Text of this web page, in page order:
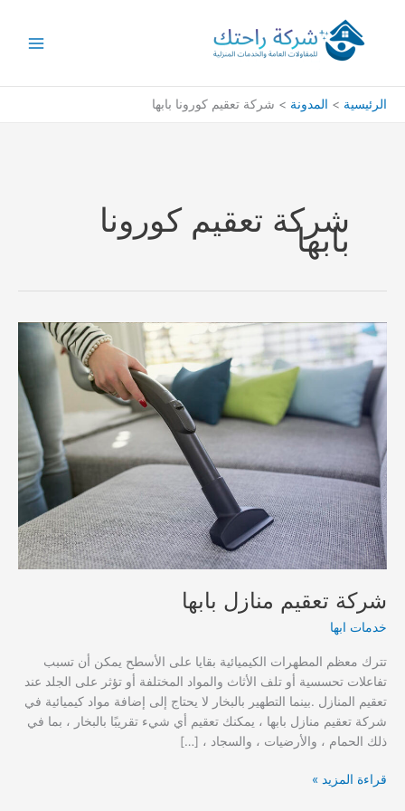
المحتوى
الرئيسية المدونة شركة تعقيم كورونا بابها
شركة تعقيم كورونا
بابها
شركة تعقيم منازل بابها
خدمات ابها
تترك معظم المطهرات الكيميائية بقايا على الأسطح يمكن أن تسبب
تفاعلات تحسسية أو تلف الأثاث والمواد المختلفة أو تؤثر على الجلد عند
تعقيم المنازل .بينما التطهير بالبخار لا يحتاج إلى إضافة مواد كيميائية في
شركة تعقيم منازل بابها ، يمكنك تعقيم أي شيء تقريبًا بالبخار ، بما في
ذلك الحمام ، والأرضيات ، والسجاد ، […]
شركة
قراءة المزيد »